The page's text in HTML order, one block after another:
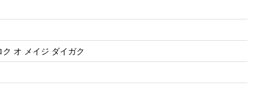
オ メイジ ダイガク